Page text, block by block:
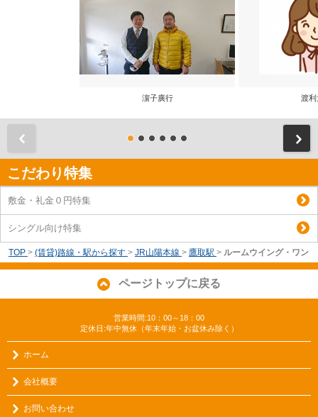
濵子廣行 渡利
こだわり特集
敷金・礼金０円特集
シングル向け特集
TOP > (賃貸)路線・駅から探す > JR山陽本線 > 鷹取駅 > ルームウイング・ワン
ページトップに戻る
営業時間:10：00～18：00
定休日:年中無休（年末年始・お盆休み除く）
ホーム
会社概要
お問い合わせ